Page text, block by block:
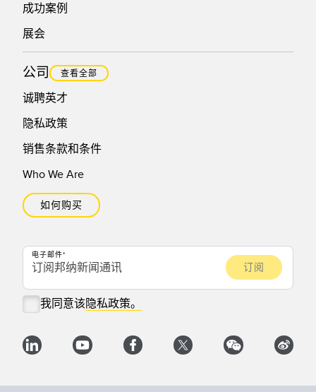
成功案例
展会
公司 查看全部
诚聘英才
隐私政策
销售条款和条件
Who We Are
如何购买
电子邮件
我同意该隐私政策。